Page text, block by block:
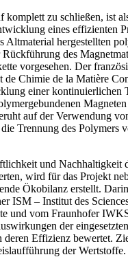
komplett zu schließen, ist
eines effizienten
Altmaterial hergestellten
des
vorgesehen. Der
Chimie de la Matière
einer kontinuierlichen
auf der Verwendung
Trennung des Polymers
und Nachhaltigkeit
wird für das Projekt
Ökobilanz erstellt.
ISM – Institut des
und vom Fraunhofer
der
deren Effizienz bewertet.
der Wertstoffe.